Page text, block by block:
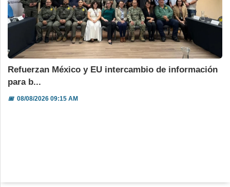
Refuerzan México y EU intercambio de información
para b...
📅08/08/2026 09:15 AM